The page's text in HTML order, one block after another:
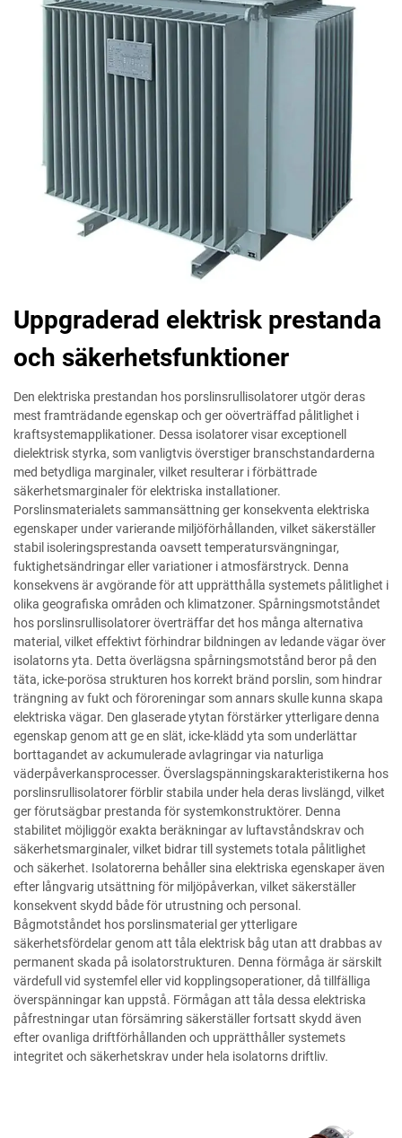
Uppgraderad elektrisk prestanda
och säkerhetsfunktioner
Den elektriska prestandan hos porslinsrullisolatorer utgör deras
mest framträdande egenskap och ger oöverträffad pålitlighet i
kraftsystemapplikationer. Dessa isolatorer visar exceptionell
dielektrisk styrka, som vanligtvis överstiger branschstandarderna
med betydliga marginaler, vilket resulterar i förbättrade
säkerhetsmarginaler för elektriska installationer.
Porslinsmaterialets sammansättning ger konsekventa elektriska
egenskaper under varierande miljöförhållanden, vilket säkerställer
stabil isoleringsprestanda oavsett temperatursvängningar,
fuktighetsändringar eller variationer i atmosfärstryck. Denna
konsekvens är avgörande för att upprätthålla systemets pålitlighet i
olika geografiska områden och klimatzoner. Spårningsmotståndet
hos porslinsrullisolatorer överträffar det hos många alternativa
material, vilket effektivt förhindrar bildningen av ledande vägar över
isolatorns yta. Detta överlägsna spårningsmotstånd beror på den
täta, icke-porösa strukturen hos korrekt bränd porslin, som hindrar
trängning av fukt och föroreningar som annars skulle kunna skapa
elektriska vägar. Den glaserade ytytan förstärker ytterligare denna
egenskap genom att ge en slät, icke-klädd yta som underlättar
borttagandet av ackumulerade avlagringar via naturliga
väderpåverkansprocesser. Överslagspänningskarakteristikerna hos
porslinsrullisolatorer förblir stabila under hela deras livslängd, vilket
ger förutsägbar prestanda för systemkonstruktörer. Denna
stabilitet möjliggör exakta beräkningar av luftavståndskrav och
säkerhetsmarginaler, vilket bidrar till systemets totala pålitlighet
och säkerhet. Isolatorerna behåller sina elektriska egenskaper även
efter långvarig utsättning för miljöpåverkan, vilket säkerställer
konsekvent skydd både för utrustning och personal.
Bågmotståndet hos porslinsmaterial ger ytterligare
säkerhetsfördelar genom att tåla elektrisk båg utan att drabbas av
permanent skada på isolatorstrukturen. Denna förmåga är särskilt
värdefull vid systemfel eller vid kopplingsoperationer, då tillfälliga
överspänningar kan uppstå. Förmågan att tåla dessa elektriska
påfrestningar utan försämring säkerställer fortsatt skydd även
efter ovanliga driftförhållanden och upprätthåller systemets
integritet och säkerhetskrav under hela isolatorns driftliv.